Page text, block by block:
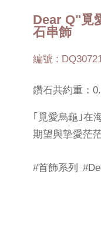
Dear Q"覓
石串飾
編號 :
鑽石共約重：
｢覓愛烏龜｣在
期望與摯愛茫
#首飾系列